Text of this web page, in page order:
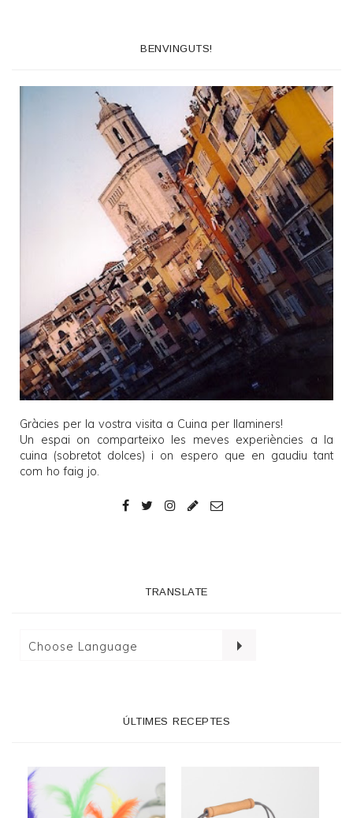
BENVINGUTS!
Gràcies per la vostra visita a Cuina per llaminers!
Un espai on comparteixo les meves experiències a la
cuina (sobretot dolces) i on espero que en gaudiu tant
com ho faig jo.
TRANSLATE
ÚLTIMES RECEPTES